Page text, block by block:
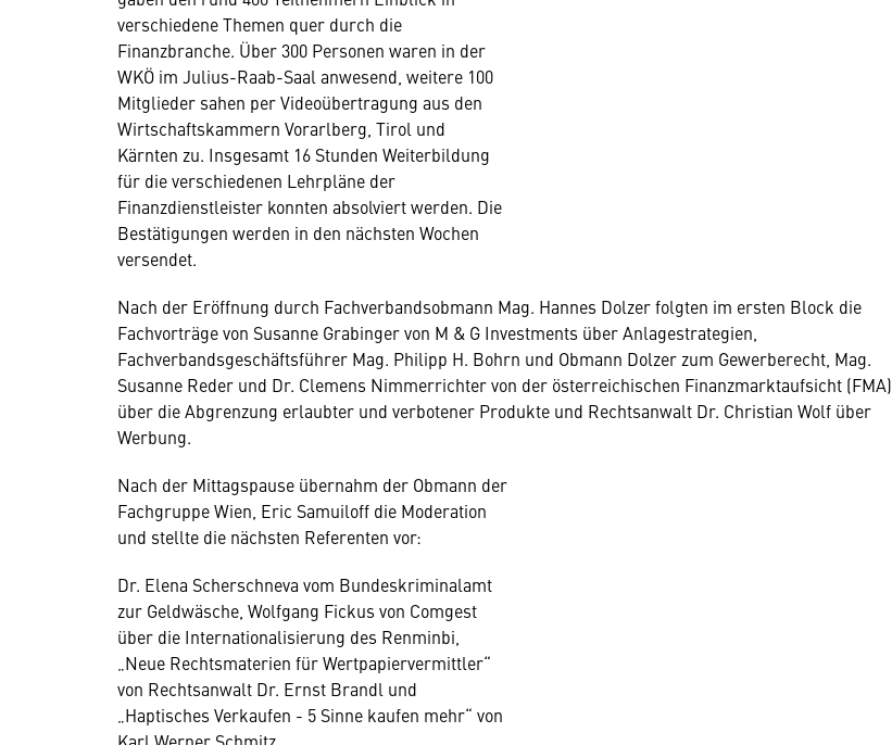
verschiedene Themen quer durch die
Finanzbranche. Über 300 Personen waren in der
WKÖ im Julius-Raab-Saal anwesend, weitere 100
Mitglieder sahen per Videoübertragung aus den
Wirtschaftskammern Vorarlberg, Tirol und
Kärnten zu. Insgesamt 16 Stunden Weiterbildung
für die verschiedenen Lehrpläne der
Finanzdienstleister konnten absolviert werden. Die
Bestätigungen werden in den nächsten Wochen
versendet.
Nach der Eröffnung durch Fachverbandsobmann Mag. Hannes Dolzer folgten im ersten Block die
Fachvorträge von Susanne Grabinger von M & G Investments über Anlagestrategien,
Fachverbandsgeschäftsführer Mag. Philipp H. Bohrn und Obmann Dolzer zum Gewerberecht, Mag.
Susanne Reder und Dr. Clemens Nimmerrichter von der österreichischen Finanzmarktaufsicht (FMA)
über die Abgrenzung erlaubter und verbotener Produkte und Rechtsanwalt Dr. Christian Wolf über
Werbung.
Nach der Mittagspause übernahm der Obmann der
Fachgruppe Wien, Eric Samuiloff die Moderation
und stellte die nächsten Referenten vor:
Dr. Elena Scherschneva vom Bundeskriminalamt
zur Geldwäsche, Wolfgang Fickus von Comgest
über die Internationalisierung des Renminbi,
„Neue Rechtsmaterien für Wertpapiervermittler“
von Rechtsanwalt Dr. Ernst Brandl und
„Haptisches Verkaufen - 5 Sinne kaufen mehr“ von